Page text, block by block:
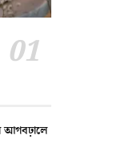
আগবঢ়ালে